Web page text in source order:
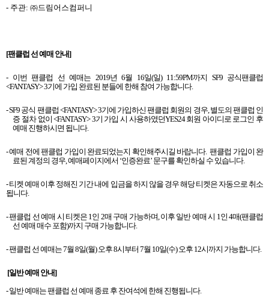
- 주관: ㈜드림어스컴퍼니
[팬클럽 선 예매 안내]
- 이번 팬클럽 선 예매는 2019년 6월 16일(일) 11:59PM까지 SF9 공식팬클럽
<FANTASY> 3기에 가입 완료된 분들에 한해 참여 가능합니다.
- SF9 공식 팬클럽 <FANTASY> 3기에 가입하신 팬클럽 회원의 경우,별도의 팬클럽 인
증 절차 없이<FANTASY> 3기 가입 시 사용하였던YES24회원 아이디로 로그인 후
예매 진행하시면 됩니다.
-예매 전에 팬클럽 가입이 완료되었는지 확인해주시길 바랍니다. 팬클럽 가입이 완
료된 계정의 경우,예매페이지에서 ‘인증완료’ 문구를 확인하실 수 있습니다.
-티켓 예매 이후 정해진 기간 내에 입금을 하지 않을 경우 해당 티켓은 자동으로 취소
됩니다.
-팬클럽 선 예매 시 티켓은 1인 2매 구매 가능하며,이후 일반 예매 시 1인 4매(팬클럽
선 예매 매수 포함)까지 구매 가능합니다.
-팬클럽 선 예매는7월 8일(월)오후8시부터 7월 10일(수)오후 12시까지 가능합니다.
[일반 예매 안내]
-일반 예매는 팬클럽 선 예매 종료 후 잔여석에 한해 진행됩니다.